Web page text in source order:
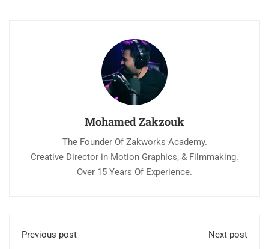
Mohamed Zakzouk
The Founder Of Zakworks Academy.
Creative Director in Motion Graphics, & Filmmaking.
Over 15 Years Of Experience.
Previous post Next post